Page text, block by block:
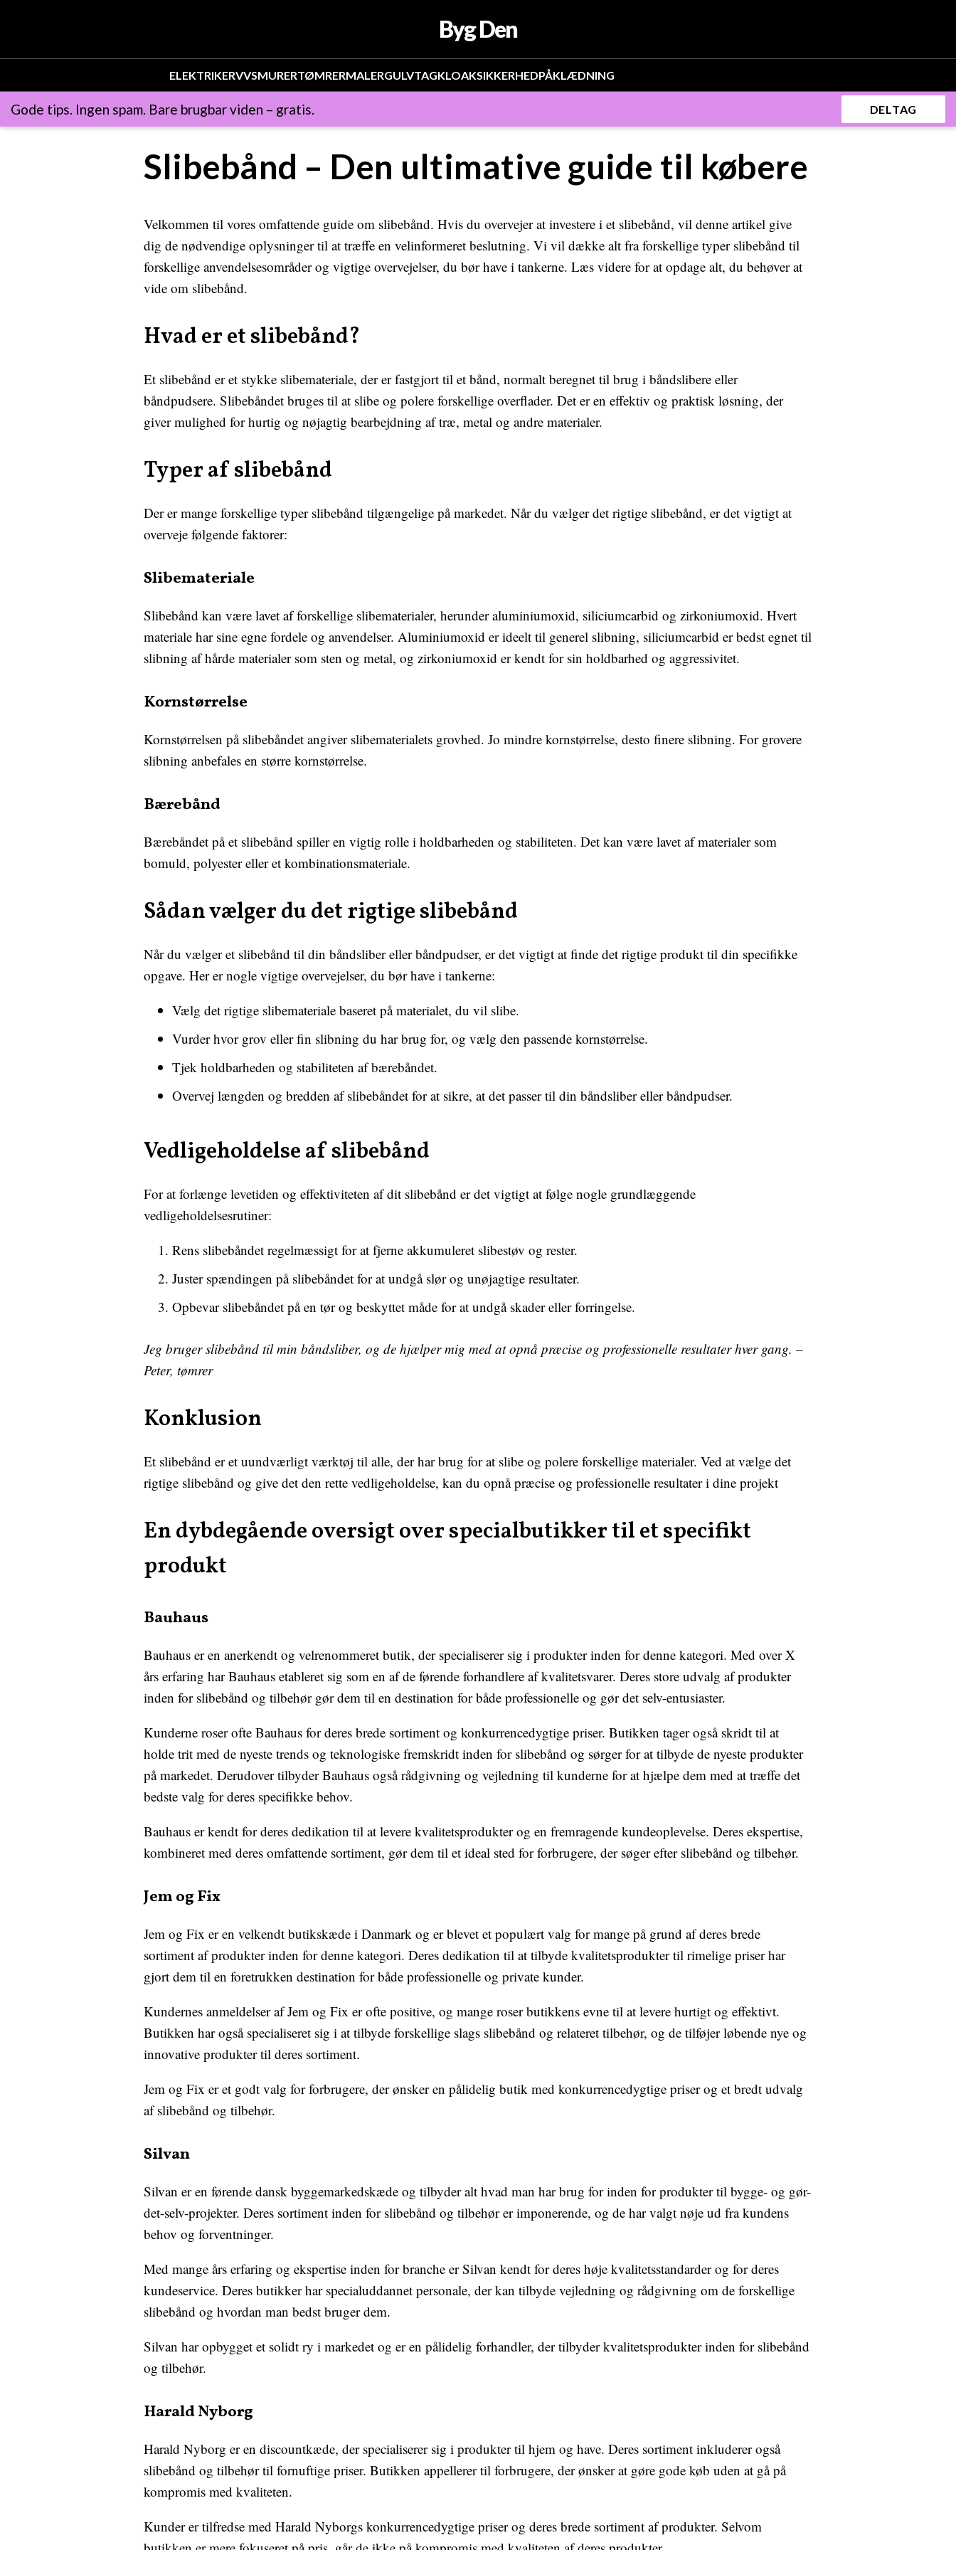
Byg Den
ELEKTRIKERVVSMURERTØMRERMALERGULVTAGKLOAKSIKKERHEDPÅKLÆDNING
Gode tips. Ingen spam. Bare brugbar viden – gratis. DELTAG
Slibebånd – Den ultimative guide til købere
Velkommen til vores omfattende guide om slibebånd. Hvis du overvejer at investere i et slibebånd, vil denne artikel give
dig de nødvendige oplysninger til at træffe en velinformeret beslutning. Vi vil dække alt fra forskellige typer slibebånd til
forskellige anvendelsesområder og vigtige overvejelser, du bør have i tankerne. Læs videre for at opdage alt, du behøver at
vide om slibebånd.
Hvad er et slibebånd?
Et slibebånd er et stykke slibemateriale, der er fastgjort til et bånd, normalt beregnet til brug i båndslibere eller
båndpudsere. Slibebåndet bruges til at slibe og polere forskellige overflader. Det er en effektiv og praktisk løsning, der
giver mulighed for hurtig og nøjagtig bearbejdning af træ, metal og andre materialer.
Typer af slibebånd
Der er mange forskellige typer slibebånd tilgængelige på markedet. Når du vælger det rigtige slibebånd, er det vigtigt at
overveje følgende faktorer:
Slibemateriale
Slibebånd kan være lavet af forskellige slibematerialer, herunder aluminiumoxid, siliciumcarbid og zirkoniumoxid. Hvert
materiale har sine egne fordele og anvendelser. Aluminiumoxid er ideelt til generel slibning, siliciumcarbid er bedst egnet til
slibning af hårde materialer som sten og metal, og zirkoniumoxid er kendt for sin holdbarhed og aggressivitet.
Kornstørrelse
Kornstørrelsen på slibebåndet angiver slibematerialets grovhed. Jo mindre kornstørrelse, desto finere slibning. For grovere
slibning anbefales en større kornstørrelse.
Bærebånd
Bærebåndet på et slibebånd spiller en vigtig rolle i holdbarheden og stabiliteten. Det kan være lavet af materialer som
bomuld, polyester eller et kombinationsmateriale.
Sådan vælger du det rigtige slibebånd
Når du vælger et slibebånd til din båndsliber eller båndpudser, er det vigtigt at finde det rigtige produkt til din specifikke
opgave. Her er nogle vigtige overvejelser, du bør have i tankerne:
Vælg det rigtige slibemateriale baseret på materialet, du vil slibe.
Vurder hvor grov eller fin slibning du har brug for, og vælg den passende kornstørrelse.
Tjek holdbarheden og stabiliteten af bærebåndet.
Overvej længden og bredden af slibebåndet for at sikre, at det passer til din båndsliber eller båndpudser.
Vedligeholdelse af slibebånd
For at forlænge levetiden og effektiviteten af dit slibebånd er det vigtigt at følge nogle grundlæggende
vedligeholdelsesrutiner:
Rens slibebåndet regelmæssigt for at fjerne akkumuleret slibestøv og rester.
Juster spændingen på slibebåndet for at undgå slør og unøjagtige resultater.
Opbevar slibebåndet på en tør og beskyttet måde for at undgå skader eller forringelse.
Jeg bruger slibebånd til min båndsliber, og de hjælper mig med at opnå præcise og professionelle resultater hver gang. –
Peter, tømrer
Konklusion
Et slibebånd er et uundværligt værktøj til alle, der har brug for at slibe og polere forskellige materialer. Ved at vælge det
rigtige slibebånd og give det den rette vedligeholdelse, kan du opnå præcise og professionelle resultater i dine projekt
En dybdegående oversigt over specialbutikker til et specifikt
produkt
Bauhaus
Bauhaus er en anerkendt og velrenommeret butik, der specialiserer sig i produkter inden for denne kategori. Med over X
års erfaring har Bauhaus etableret sig som en af ​​de førende forhandlere af kvalitetsvarer. Deres store udvalg af produkter
inden for slibebånd og tilbehør gør dem til en destination for både professionelle og gør det selv-entusiaster.
Kunderne roser ofte Bauhaus for deres brede sortiment og konkurrencedygtige priser. Butikken tager også skridt til at
holde trit med de nyeste trends og teknologiske fremskridt inden for slibebånd og sørger for at tilbyde de nyeste produkter
på markedet. Derudover tilbyder Bauhaus også rådgivning og vejledning til kunderne for at hjælpe dem med at træffe det
bedste valg for deres specifikke behov.
Bauhaus er kendt for deres dedikation til at levere kvalitetsprodukter og en fremragende kundeoplevelse. Deres ekspertise,
kombineret med deres omfattende sortiment, gør dem til et ideal sted for forbrugere, der søger efter slibebånd og tilbehør.
Jem og Fix
Jem og Fix er en velkendt butikskæde i Danmark og er blevet et populært valg for mange på grund af deres brede
sortiment af produkter inden for denne kategori. Deres dedikation til at tilbyde kvalitetsprodukter til rimelige priser har
gjort dem til en foretrukken destination for både professionelle og private kunder.
Kundernes anmeldelser af Jem og Fix er ofte positive, og mange roser butikkens evne til at levere hurtigt og effektivt.
Butikken har også specialiseret sig i at tilbyde forskellige slags slibebånd og relateret tilbehør, og de tilføjer løbende nye og
innovative produkter til deres sortiment.
Jem og Fix er et godt valg for forbrugere, der ønsker en pålidelig butik med konkurrencedygtige priser og et bredt udvalg
af slibebånd og tilbehør.
Silvan
Silvan er en førende dansk byggemarkedskæde og tilbyder alt hvad man har brug for inden for produkter til bygge- og gør-
det-selv-projekter. Deres sortiment inden for slibebånd og tilbehør er imponerende, og de har valgt nøje ud fra kundens
behov og forventninger.
Med mange års erfaring og ekspertise inden for branche er Silvan kendt for deres høje kvalitetsstandarder og for deres
kundeservice. Deres butikker har specialuddannet personale, der kan tilbyde vejledning og rådgivning om de forskellige
slibebånd og hvordan man bedst bruger dem.
Silvan har opbygget et solidt ry i markedet og er en pålidelig forhandler, der tilbyder kvalitetsprodukter inden for slibebånd
og tilbehør.
Harald Nyborg
Harald Nyborg er en discountkæde, der specialiserer sig i produkter til hjem og have. Deres sortiment inkluderer også
slibebånd og tilbehør til fornuftige priser. Butikken appellerer til forbrugere, der ønsker at gøre gode køb uden at gå på
kompromis med kvaliteten.
Kunder er tilfredse med Harald Nyborgs konkurrencedygtige priser og deres brede sortiment af produkter. Selvom